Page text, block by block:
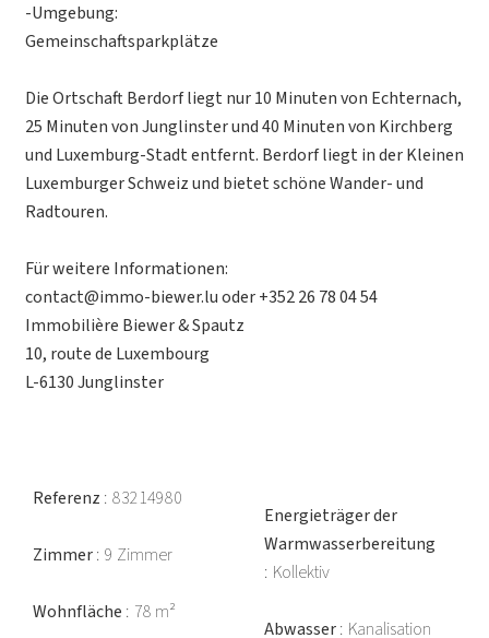
-Umgebung:
Gemeinschaftsparkplätze
Die Ortschaft Berdorf liegt nur 10 Minuten von Echternach,
25 Minuten von Junglinster und 40 Minuten von Kirchberg
und Luxemburg-Stadt entfernt. Berdorf liegt in der Kleinen
Luxemburger Schweiz und bietet schöne Wander- und
Radtouren.
Für weitere Informationen:
contact@immo-biewer.lu oder +352 26 78 04 54
Immobilière Biewer & Spautz
10, route de Luxembourg
L-6130 Junglinster
Referenz 83214980
Zimmer 9 Zimmer
Wohnfläche 78 m²
Energieträger der
Warmwasserbereitung
Kollektiv
Abwasser Kanalisation